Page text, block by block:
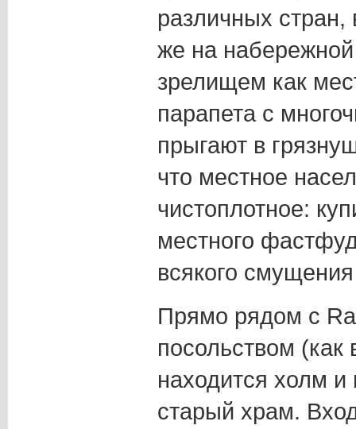
различных стран,
же на
зрелищем как
парапета с
прыгают в
что местное
чистоплотное:
местного
всякого
Прямо рядом с
посольством
находится холм и
старый храм.